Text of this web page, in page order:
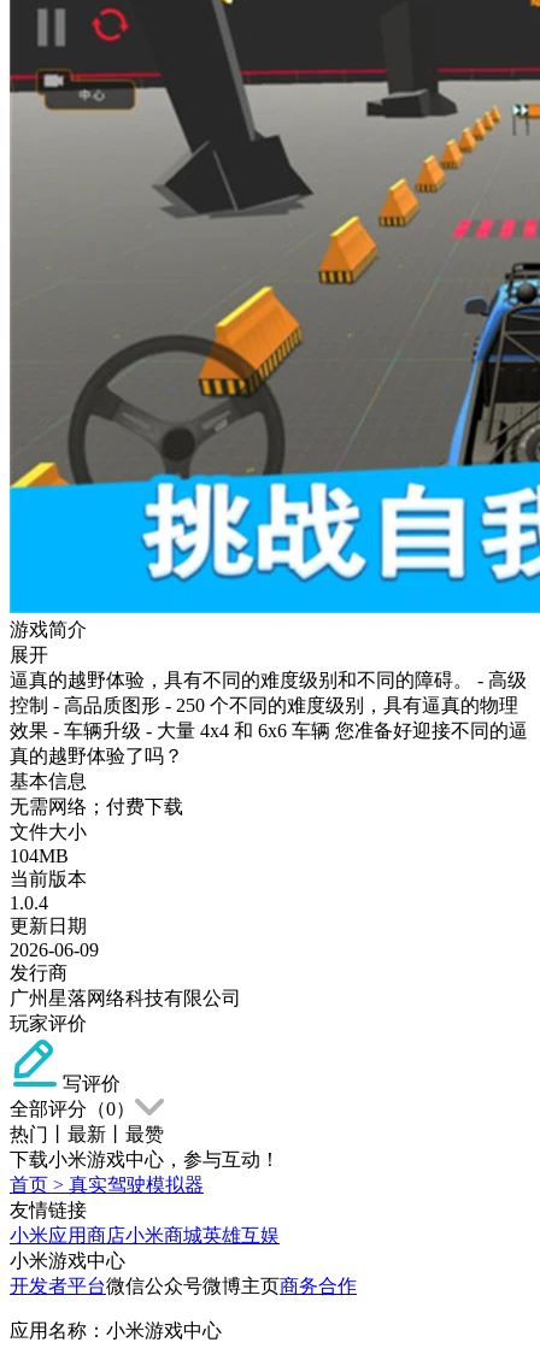
游戏简介
展开
逼真的越野体验，具有不同的难度级别和不同的障碍。 - 高级
控制 - 高品质图形 - 250 个不同的难度级别，具有逼真的物理
效果 - 车辆升级 - 大量 4x4 和 6x6 车辆 您准备好迎接不同的逼
真的越野体验了吗？
基本信息
无需网络；付费下载
文件大小
104MB
当前版本
1.0.4
更新日期
2026-06-09
发行商
广州星落网络科技有限公司
玩家评价
写评价
全部评分（0）
热门
最新
最赞
下载小米游戏中心，参与互动！
首页 > 真实驾驶模拟器
友情链接
小米应用商店小米商城英雄互娱
小米游戏中心
开发者平台微信公众号微博主页商务合作
应用名称：小米游戏中心